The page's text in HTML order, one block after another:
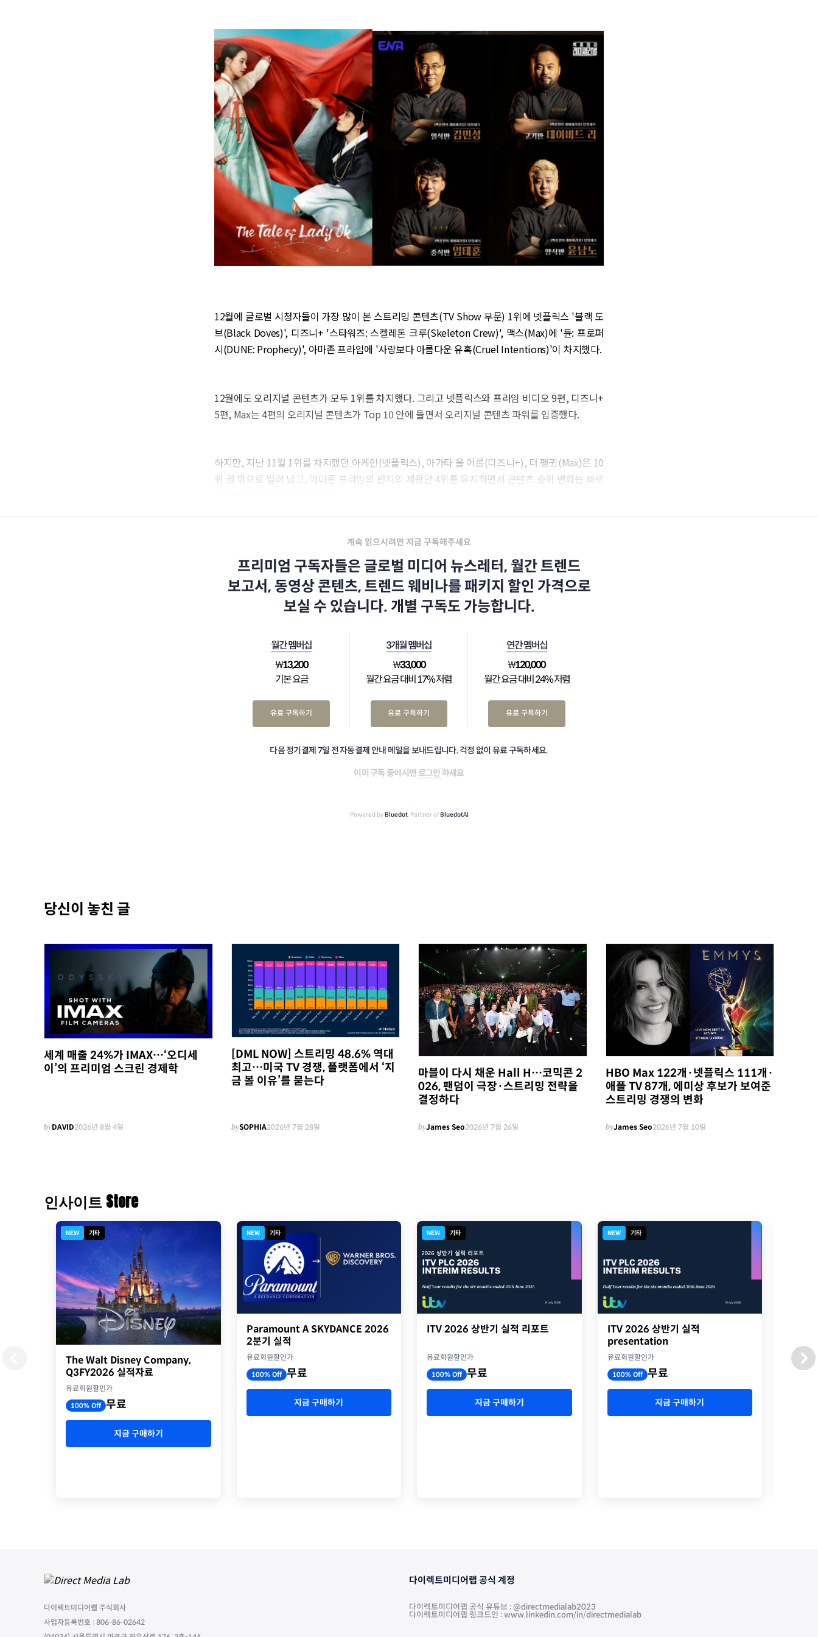
12월에 글로벌 시청자들이 가장 많이 본 스트리밍 콘텐츠(TV Show 부문) 1위에 넷플릭스 '블랙 도
브(Black Doves)', 디즈니+ '스타워즈: 스켈레톤 크루(Skeleton Crew)', 맥스(Max)에 '듄: 프로퍼
시(DUNE: Prophecy)', 아마존 프라임에 '사랑보다 아름다운 유혹(Cruel Intentions)'이 차지했다.
12월에도 오리지널 콘텐츠가 모두 1위를 차지했다. 그리고 넷플릭스와 프라임 비디오 9편, 디즈니+
5편, Max는 4편의 오리지널 콘텐츠가 Top 10 안에 들면서 오리지널 콘텐츠 파워를 입증했다.
하지만, 지난 11월 1위를 차지했던 아케인(넷플릭스), 아가타 올 어롱(디즈니+), 더 펭귄(Max)은 10
위 권 밖으로 밀려 났고, 아마존 프라임의 반지의 제왕만 4위를 유지하면서 콘텐츠 순위 변화는 빠르
계속 읽으시려면 지금 구독해주세요
프리미엄 구독자들은 글로벌 미디어 뉴스레터, 월간 트렌드
보고서, 동영상 콘텐츠, 트렌드 웨비나를 패키지 할인 가격으로
보실 수 있습니다. 개별 구독도 가능합니다.
월간 멤버십
₩13,200
기본 요금
유료 구독하기
3개월 멤버십
₩33,000
월간 요금 대비 17% 저렴
유료 구독하기
연간 멤버십
₩120,000
월간 요금 대비 24% 저렴
유료 구독하기
다음 정기결제 7일 전 자동결제 안내 메일을 보내드립니다. 걱정 없이 유료 구독하세요.
이미 구독 중이시면 로그인 하세요
Powered by Bluedot, Partner of BluedotAI
당신이 놓친 글
세계 매출 24%가 IMAX…‘오디세
이’의 프리미엄 스크린 경제학
byDAVID2026년 8월 4일
[DML NOW] 스트리밍 48.6% 역대
최고…미국 TV 경쟁, 플랫폼에서 ‘지
금 볼 이유’를 묻는다
bySOPHIA2026년 7월 28일
마블이 다시 채운 Hall H…코믹콘 2
026, 팬덤이 극장·스트리밍 전략을
결정하다
byJames Seo2026년 7월 26일
HBO Max 122개·넷플릭스 111개·
애플 TV 87개, 에미상 후보가 보여준
스트리밍 경쟁의 변화
byJames Seo2026년 7월 10일
인사이트 Store
NEW 기타
The Walt Disney Company,
Q3FY2026 실적자료
유료회원할인가
100% Off 무료
지금 구매하기
NEW 기타
Paramount A SKYDANCE 2026
2분기 실적
유료회원할인가
100% Off 무료
지금 구매하기
NEW 기타
ITV 2026 상반기 실적 리포트
유료회원할인가
100% Off 무료
지금 구매하기
NEW 기타
ITV 2026 상반기 실적
presentation
유료회원할인가
100% Off 무료
지금 구매하기
유료회원
다이렉트미디어랩 주식회사
사업자등록번호 : 806-86-02642
다이렉트미디어랩 공식 계정
다이렉트미디어랩 공식 유튜브 : @directmedialab2023
다이렉트미디어랩 링크드인 : www.linkedin.com/in/directmedialab